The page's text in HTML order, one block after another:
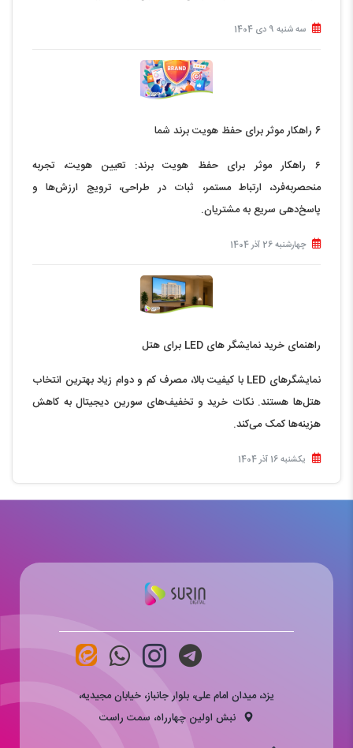
سه شنبه 9 دی 1404
6 راهکار موثر برای حفظ هویت برند شما
۶ راهکار موثر برای حفظ هویت برند: تعیین هویت، تجربه
منحصربه‌فرد، ارتباط مستمر، ثبات در طراحی، ترویج ارزش‌ها و
پاسخ‌دهی سریع به مشتریان.
چهارشنبه 26 آذر 1404
راهنمای خرید نمایشگر های LED برای هتل
نمایشگرهای LED با کیفیت بالا، مصرف کم و دوام زیاد بهترین انتخاب
هتل‌ها هستند. نکات خرید و تخفیف‌های سورین دیجیتال به کاهش
هزینه‌ها کمک می‌کند.
یکشنبه 16 آذر 1404
یزد، میدان امام علی، بلوار جانباز، خیابان مجیدیه،
نبش اولین چهارراه، سمت راست